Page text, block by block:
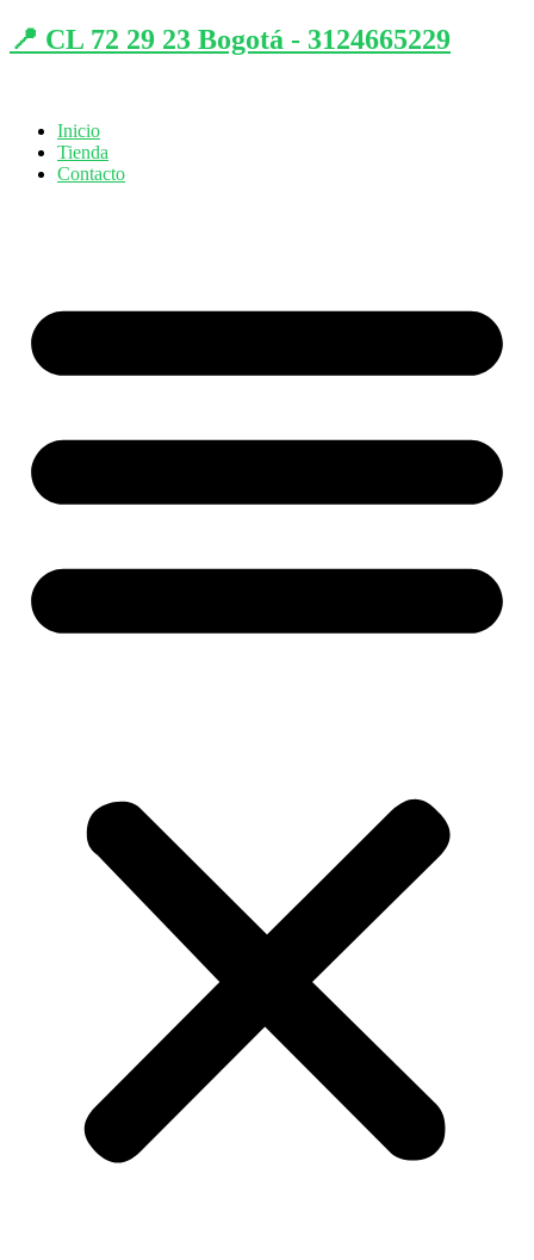
📍 CL 72 29 23 Bogotá - 3124665229
Inicio
Tienda
Contacto